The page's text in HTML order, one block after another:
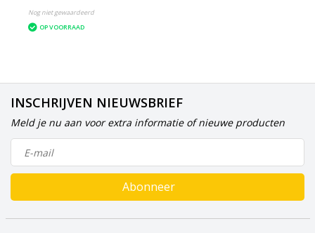
Nog niet gewaardeerd
OP VOORRAAD
INSCHRIJVEN NIEUWSBRIEF
Meld je nu aan voor extra informatie of nieuwe producten
Abonneer